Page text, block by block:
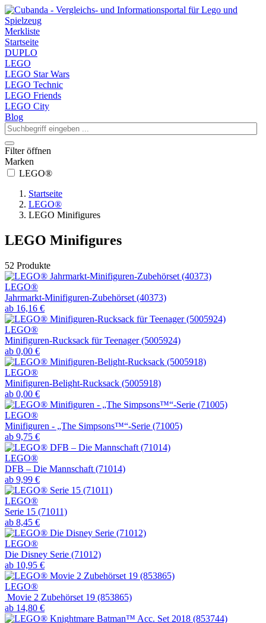
Merkliste
Startseite
DUPLO
LEGO
LEGO Star Wars
LEGO Technic
LEGO Friends
LEGO City
Blog
Filter öffnen
Marken
LEGO®
Startseite
LEGO®
LEGO Minifigures
LEGO Minifigures
52 Produkte
LEGO®
Jahrmarkt-Minifiguren-Zubehörset (40373)
ab 16,16 €
LEGO®
Minifiguren-Rucksack für Teenager (5005924)
ab 0,00 €
LEGO®
Minifiguren-Belight-Rucksack (5005918)
ab 0,00 €
LEGO®
Minifiguren - „The Simpsons™“-Serie (71005)
ab 9,75 €
LEGO®
DFB – Die Mannschaft (71014)
ab 9,99 €
LEGO®
Serie 15 (71011)
ab 8,45 €
LEGO®
Die Disney Serie (71012)
ab 10,95 €
LEGO®
Movie 2 Zubehörset 19 (853865)
ab 14,80 €